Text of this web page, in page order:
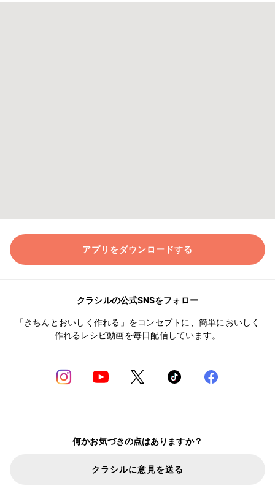
アプリをダウンロードする
クラシルの公式SNSをフォロー
「きちんとおいしく作れる」をコンセプトに、簡単においしく
作れるレシピ動画を毎日配信しています。
何かお気づきの点はありますか？
クラシルに意見を送る